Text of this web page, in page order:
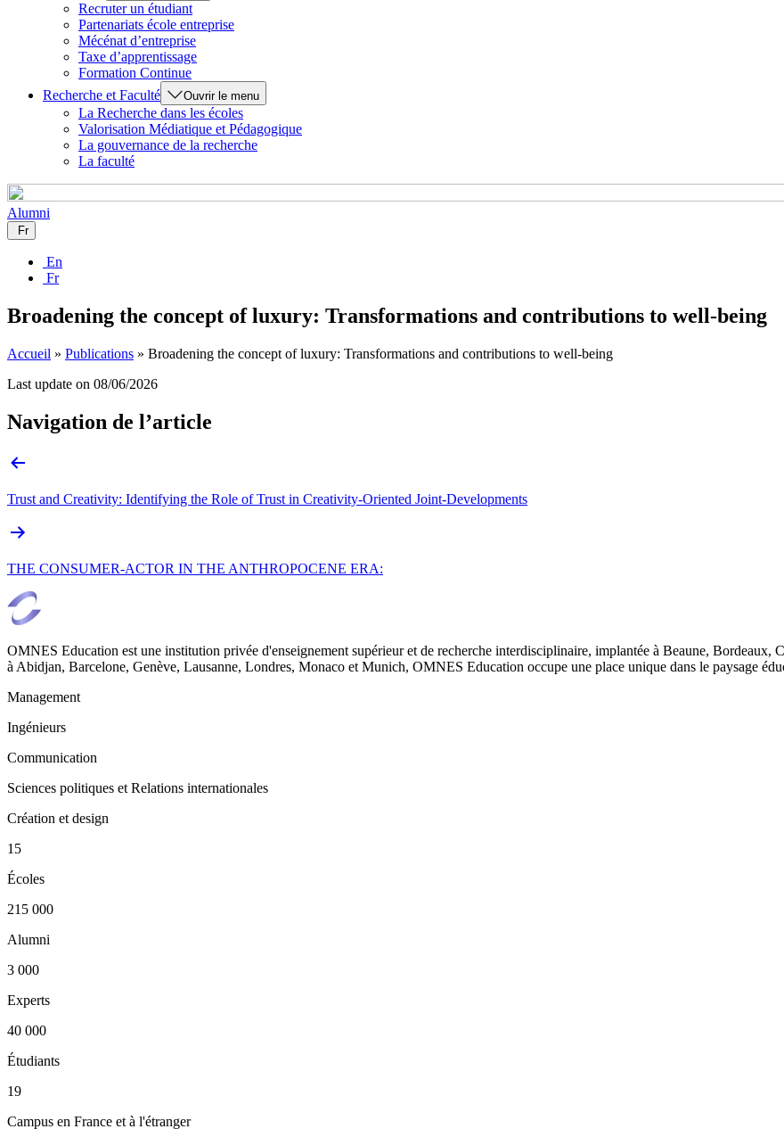
Recruter un étudiant
Partenariats école entreprise
Mécénat d’entreprise
Taxe d’apprentissage
Formation Continue
Recherche et Faculté
Ouvrir le menu
La Recherche dans les écoles
Valorisation Médiatique et Pédagogique
La gouvernance de la recherche
La faculté
Alumni
Fr
En
Fr
Broadening the concept of luxury: Transformations and contributions to well-being
Accueil » Publications » Broadening the concept of luxury: Transformations and contributions to well-being
Last update on 08/06/2026
Navigation de l’article
Trust and Creativity: Identifying the Role of Trust in Creativity-Oriented Joint-Developments
THE CONSUMER-ACTOR IN THE ANTHROPOCENE ERA:
OMNES Education est une institution privée d'enseignement supérieur et de recherche interdisciplinaire, implantée à Beaune, Bordeaux,
à Abidjan, Barcelone, Genève, Lausanne, Londres, Monaco et Munich, OMNES Education occupe une place unique dans le paysage
Management
Ingénieurs
Communication
Sciences politiques et Relations internationales
Création et design
15
Écoles
215 000
Alumni
3 000
Experts
40 000
Étudiants
19
Campus en France et à l'étranger